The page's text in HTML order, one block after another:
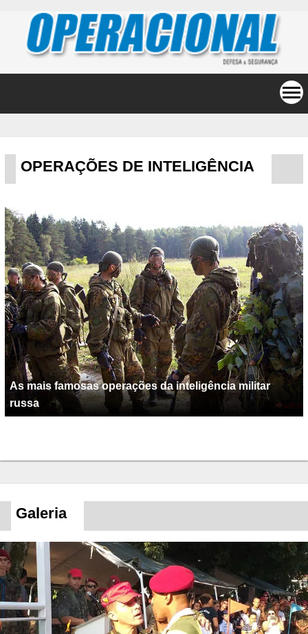
OPERAÇÕES DE INTELIGÊNCIA
As mais famosas operações da inteligência militar
russa
Galeria